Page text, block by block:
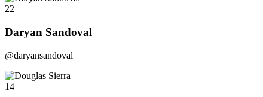
22
Daryan Sandoval
@daryansandoval
14